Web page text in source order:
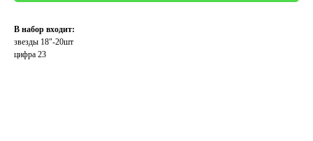
В набор входит:
звезды 18"-20шт
цифра 23